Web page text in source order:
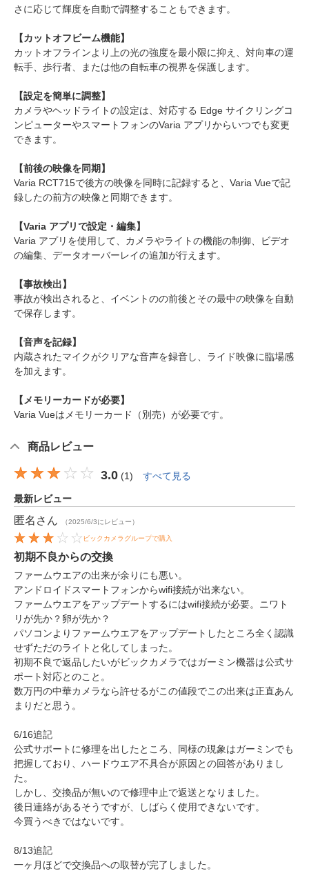
さに応じて輝度を自動で調整することもできます。
【カットオフビーム機能】
カットオフラインより上の光の強度を最小限に抑え、対向車の運
転手、歩行者、または他の自転車の視界を保護します。
【設定を簡単に調整】
カメラやヘッドライトの設定は、対応する Edge サイクリングコ
ンピューターやスマートフォンのVaria アプリからいつでも変更
できます。
【前後の映像を同期】
Varia RCT715で後方の映像を同時に記録すると、Varia Vueで記
録したの前方の映像と同期できます。
【Varia アプリで設定・編集】
Varia アプリを使用して、カメラやライトの機能の制御、ビデオ
の編集、データオーバーレイの追加が行えます。
【事故検出】
事故が検出されると、イベントのの前後とその最中の映像を自動
で保存します。
【音声を記録】
内蔵されたマイクがクリアな音声を録音し、ライド映像に臨場感
を加えます。
【メモリーカードが必要】
Varia Vueはメモリーカード（別売）が必要です。
商品レビュー
3.0 (1) すべて見る
最新レビュー
匿名 さん （2025/6/3にレビュー）
ビックカメラグループで購入
初期不良からの交換
ファームウエアの出来が余りにも悪い。
アンドロイドスマートフォンからwifi接続が出来ない。
ファームウエアをアップデートするにはwifi接続が必要。ニワト
リが先か？卵が先か？
パソコンよりファームウエアをアップデートしたところ全く認識
せずただのライトと化してしまった。
初期不良で返品したいがビックカメラではガーミン機器は公式サ
ポート対応とのこと。
数万円の中華カメラなら許せるがこの値段でこの出来は正直あん
まりだと思う。
6/16追記
公式サポートに修理を出したところ、同様の現象はガーミンでも
把握しており、ハードウエア不具合が原因との回答がありまし
た。
しかし、交換品が無いので修理中止で返送となりました。
後日連絡があるそうですが、しばらく使用できないです。
今買うべきではないです。
8/13追記
一ヶ月ほどで交換品への取替が完了しました。